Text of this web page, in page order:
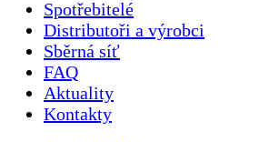
Spotřebitelé
Distributoři a výrobci
Sběrná síť
FAQ
Aktuality
Kontakty